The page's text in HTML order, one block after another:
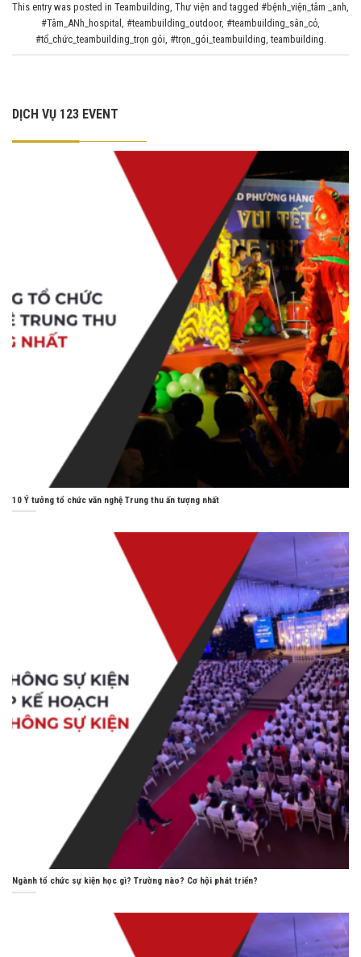
This entry was posted in Teambuilding, Thư viện and tagged #bệnh_viện_tâm _anh,
#Tâm_ANh_hospital , #teambuilding_outdoor, #teambuilding_sân_cỏ,
#tổ_chức_teambuilding_trọn gói, #trọn_gói_teambuilding,teambuilding.
DỊCH VỤ 123 EVENT
10 Ý tưởng tổ chức văn nghệ Trung thu ấn tượng nhất
Ngành tổ chức sự kiện học gì? Trường nào? Cơ hội phát triển?